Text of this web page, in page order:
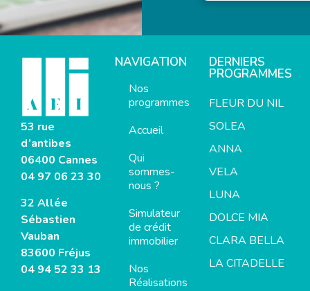
53 rue
d’antibes
06400 Cannes
04 97 06 23 30
32 Allée
Sébastien
Vauban
83600 Fréjus
04 94 52 33 13
NAVIGATION
Nos
programmes
Accueil
Qui
sommes-
nous ?
Simulateur
de crédit
immobilier
Nos
Réalisations
DERNIERS
PROGRAMMES
FLEUR DU NIL
SOLEA
ANNA
VELA
LUNA
DOLCE MIA
CLARA BELLA
LA CITADELLE